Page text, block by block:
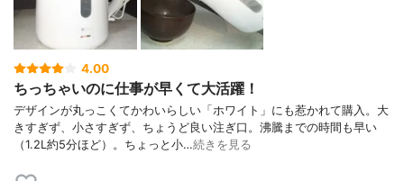
4.00
ちっちゃいのに仕事が早くて大活躍！
デザインが丸っこくてかわいらしい「ホワイト」にも惹かれて購入。大
きすぎず、小さすぎず、ちょうど良い注ぎ口。沸騰までの時間も早い
（1.2L約5分ほど）。ちょっと小…続きを見る